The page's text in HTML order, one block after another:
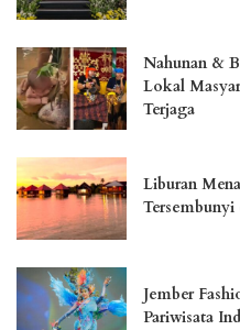
Nahunan &
Lokal
Terjaga
Liburan
Tersembunyi
Jember
Pariwisata